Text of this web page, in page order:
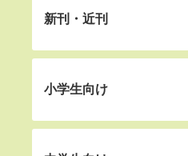
新刊・近刊
小学生向け